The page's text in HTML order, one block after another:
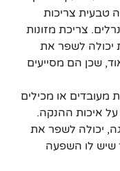
טבעית צריכות
צריכת מזונות
יכולה לשפר את
שכן הם מסייעים
מעובדים או מכילים
על איכות ההנקה.
יכולה לשפר את
שיש לו השפעה